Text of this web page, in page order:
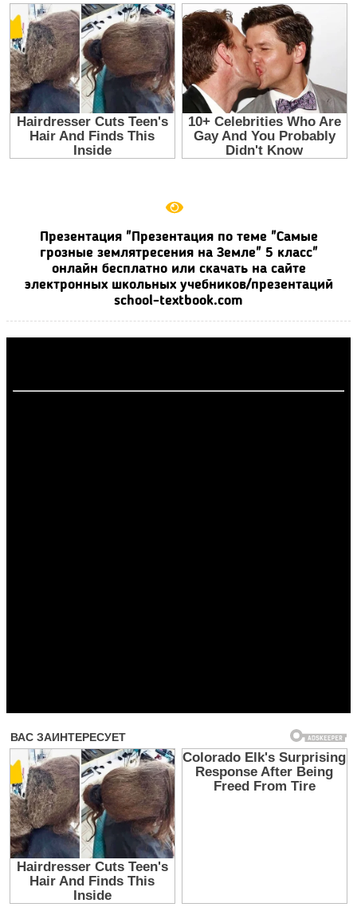
Презентация "Презентация по теме "Самые
грозные землятресения на Земле" 5 класс"
онлайн бесплатно или скачать на сайте
электронных школьных учебников/презентаций
school-textbook.com